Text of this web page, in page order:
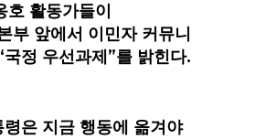
활동가들이
부 앞에서 이민자 커뮤니
국정 우선과제”를 밝힌다.
은 지금 행동에 옮겨야